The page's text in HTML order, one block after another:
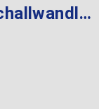
Ultraschallwandler schwarz